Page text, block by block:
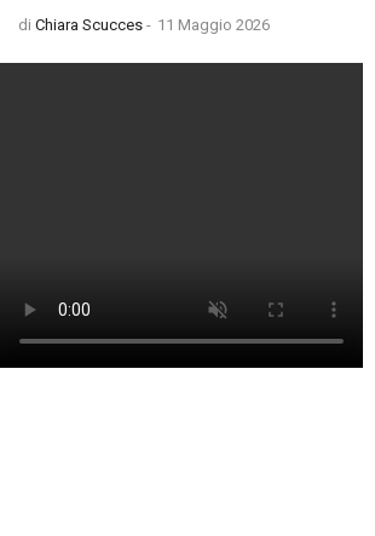
di Chiara Scucces - 11 Maggio 2026